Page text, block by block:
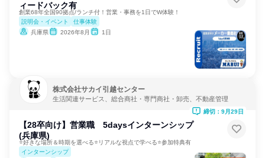
ィードバック有
創業68年全国90拠点/ランチ付！営業・事務を1日でW体験！
説明会・イベント
仕事体験
兵庫県
2026年8月 1日
株式会社サカイ引越センター
生活関連サービス、総合商社・専門商社・卸売、不動産管理
【28卒向け】営業職 5daysインターンシップ
(兵庫県)
⭐好きな場所＆時期を選べる⭐リアルな視点で学べる⭐参加特典有
インターンシップ
締切：9月29日